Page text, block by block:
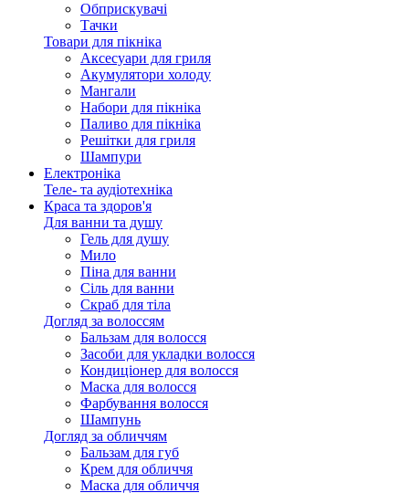
Обприскувачі
Тачки
Товари для пікніка
Аксесуари для гриля
Акумулятори холоду
Мангали
Набори для пікніка
Паливо для пікніка
Решітки для гриля
Шампури
Електроніка
Теле- та аудіотехніка
Краса та здоров'я
Для ванни та душу
Гель для душу
Мило
Піна для ванни
Сіль для ванни
Скраб для тіла
Догляд за волоссям
Бальзам для волосся
Засоби для укладки волосся
Кондиціонер для волосся
Маска для волосся
Фарбування волосся
Шампунь
Догляд за обличчям
Бальзам для губ
Крем для обличчя
Маска для обличчя